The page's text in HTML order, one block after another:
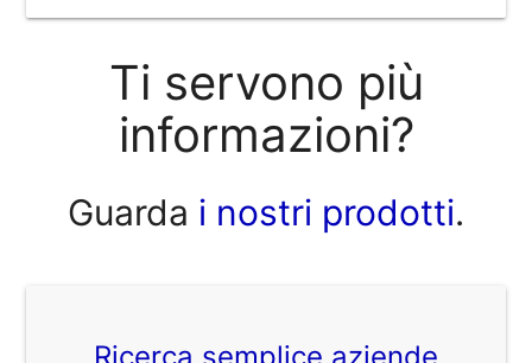
Ti servono più
informazioni?
Guarda i nostri prodotti.